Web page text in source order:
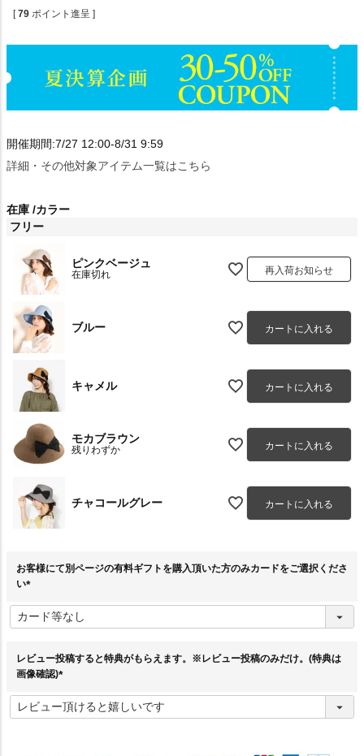
[ 79 ポイント進呈 ]
開催期間:7/27 12:00-8/31 9:59
詳細・その他対象アイテム一覧はこちら
在庫 カラー
フリー
ピンクベージュ
在庫切れ 再入荷お知らせ
ブルー カートに入れる
キャメル カートに入れる
モカブラウン
残りわずか カートに入れる
チャコールグレー カートに入れる
お客様にて別ページの有料ギフトを購入頂いた方のみカードをご選択くださ
い
必
須
レビュー投稿すると特典がもらえます。※レビュー投稿のみだけ。(特典は
画像確認)
必
須